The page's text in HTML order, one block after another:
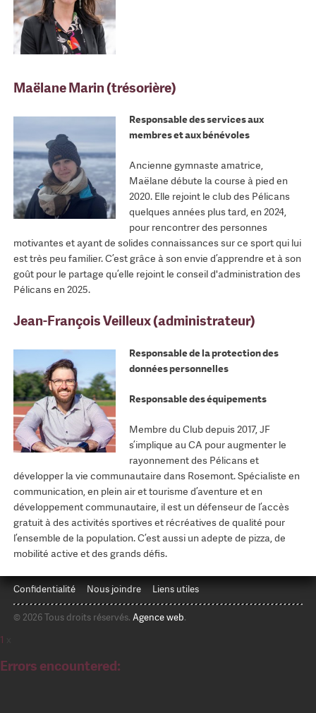
Maëlane Marin (trésorière)
Responsable des services aux
membres et aux bénévoles
Ancienne gymnaste amatrice,
Maëlane débute la course à pied en
2020. Elle rejoint le club des Pélicans
quelques années plus tard, en 2024,
pour rencontrer des personnes
motivantes et ayant de solides connaissances sur ce sport qui lui
est très peu familier. C’est grâce à son envie d’apprendre et à son
goût pour le partage qu’elle rejoint le conseil d'administration des
Pélicans en 2025.
Jean-François Veilleux (administrateur)
Responsable de la protection des
données personnelles
Responsable des équipements
Membre du Club depuis 2017, JF
s’implique au CA pour augmenter le
rayonnement des Pélicans et
développer la vie communautaire dans Rosemont. Spécialiste en
communication, en plein air et tourisme d’aventure et en
développement communautaire, il est un défenseur de l’accès
gratuit à des activités sportives et récréatives de qualité pour
l’ensemble de la population. C’est aussi un adepte de pizza, de
mobilité active et des grands défis.
Confidentialité Nous joindre Liens utiles
© 2026 Tous droits réservés. Agence web.
1
Errors encountered: